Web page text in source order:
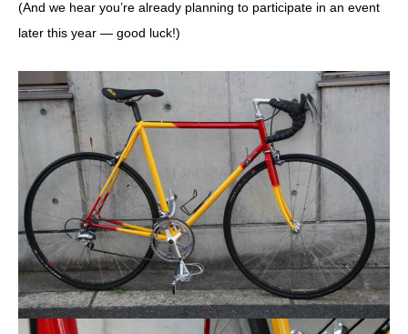
(And we hear you’re already planning to participate in an event
later this year — good luck!)